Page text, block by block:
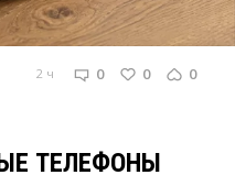
2 ч 0 0 0
ТЕЛЕФОНЫ